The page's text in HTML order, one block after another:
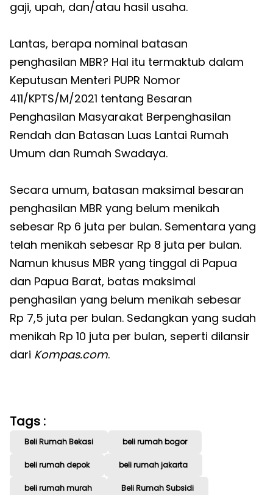
gaji, upah, dan/atau hasil usaha.
Lantas, berapa nominal batasan
penghasilan MBR? Hal itu termaktub dalam
Keputusan Menteri PUPR Nomor
411/KPTS/M/2021 tentang Besaran
Penghasilan Masyarakat Berpenghasilan
Rendah dan Batasan Luas Lantai Rumah
Umum dan Rumah Swadaya.
Secara umum, batasan maksimal besaran
penghasilan MBR yang belum menikah
sebesar Rp 6 juta per bulan. Sementara yang
telah menikah sebesar Rp 8 juta per bulan.
Namun khusus MBR yang tinggal di Papua
dan Papua Barat, batas maksimal
penghasilan yang belum menikah sebesar
Rp 7,5 juta per bulan. Sedangkan yang sudah
menikah Rp 10 juta per bulan, seperti dilansir
dari Kompas.com.
Tags :
Beli Rumah Bekasi beli rumah bogor
beli rumah depok beli rumah jakarta
beli rumah murah Beli Rumah Subsidi